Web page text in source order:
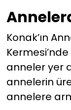
Konak’ın
anneler yer
annelerin
annelere